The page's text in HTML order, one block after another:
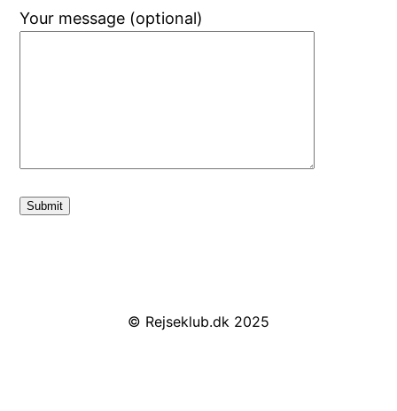
Your message (optional)
© Rejseklub.dk 2025